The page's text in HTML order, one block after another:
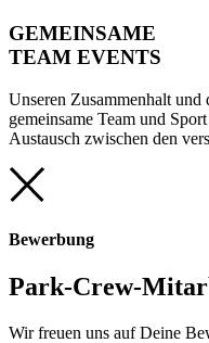
GEMEINSAME
TEAM EVENTS
Unseren Zusammenhalt und
gemeinsame Team und
Austausch zwischen den
Bewerbung
Park-Crew-
Wir freuen uns auf Deine